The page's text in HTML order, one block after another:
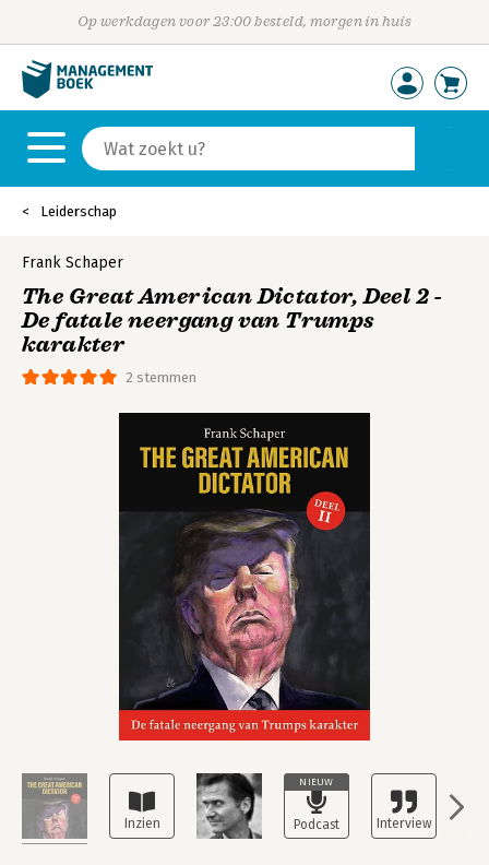
Op werkdagen voor 23:00 besteld, morgen in huis
Leiderschap
NIEUW
2 stemmen
Frank Schaper
The Great American Dictator, Deel 2 -
De fatale neergang van Trumps
karakter